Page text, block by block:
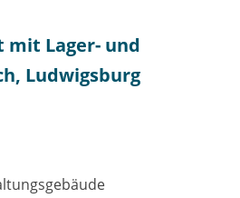
mit Lager- und
Ludwigsburg